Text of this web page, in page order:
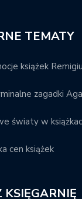
TEMATY
książek
zagadki
światy w
cen książek